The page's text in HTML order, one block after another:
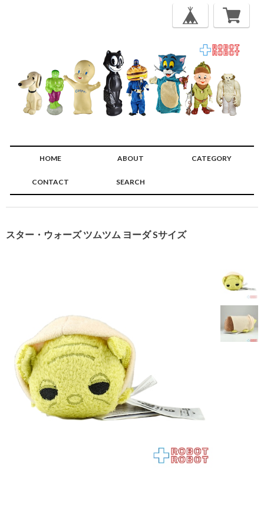
HOME ABOUT CATEGORY
CONTACT SEARCH
スター・ウォーズ ツムツム ヨーダ Sサイズ